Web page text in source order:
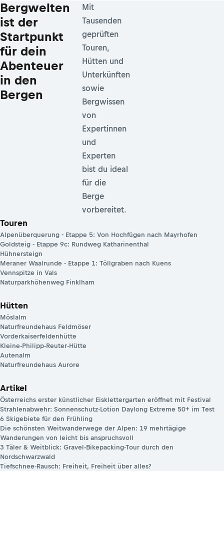
Bergwelten
ist der
Startpunkt
für dein
Abenteuer
in den
Bergen
Mit
Tausenden
geprüften
Touren,
Hütten und
Unterkünften
sowie
Bergwissen
von
Expertinnen
und
Experten
bist du ideal
für die
Berge
vorbereitet.
Touren
Alpenüberquerung - Etappe 5: Von Hochfügen nach Mayrhofen
Goldsteig - Etappe 9c: Rundweg Katharinenthal
Hühnersteign
Meraner Waalrunde - Etappe 1: Töllgraben nach Kuens
Vennspitze in Vals
Naturparkhöhenweg Finklham
Hütten
Möslalm
Naturfreundehaus Feldmöser
Vorderkaiserfeldenhütte
Kleine-Philipp-Reuter-Hütte
Autenalm
Naturfreundehaus Aurore
Artikel
Österreichs erster künstlicher Eisklettergarten eröffnet mit Festival
Strahlenabwehr: Sonnenschutz-Lotion Daylong Extreme 50+ im Test
6 Skigebiete für den Frühling
Die schönsten Weitwanderwege der Alpen: 19 mehrtägige
Wanderungen von leicht bis anspruchsvoll
3 Täler & Weitblick: Gravel-Bikepacking-Tour durch den
Nordschwarzwald
Tiefschnee-Rausch: Freiheit, Freiheit über alles?